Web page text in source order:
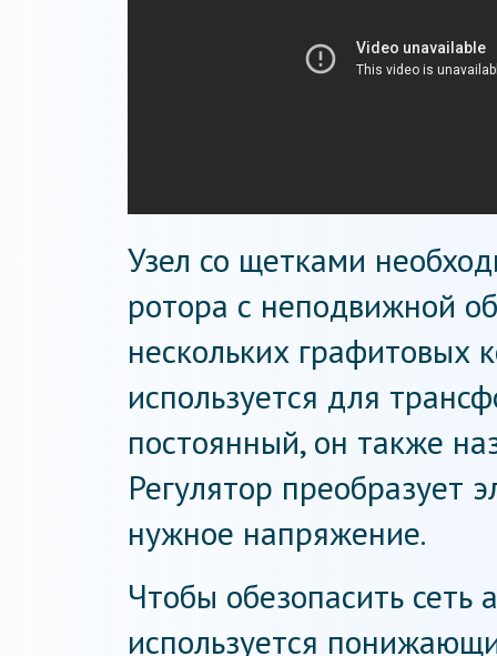
Узел со щетками
ротора с неподвижной
нескольких графитовых
используется для
постоянный, он также
Регулятор преобразует
нужное напряжение.
Чтобы обезопасить сеть
используется